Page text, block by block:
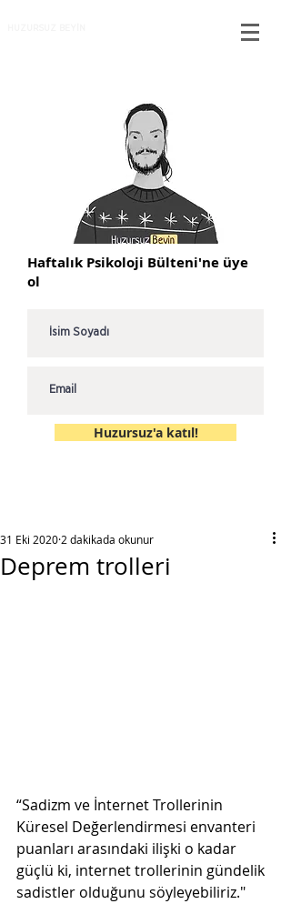
Haftalık Psikoloji Bülteni'ne üye
ol
Huzursuz'a katıl!
Deprem trolleri
31 Eki 2020 2 dakikada okunur
“Sadizm ve İnternet Trollerinin
Küresel Değerlendirmesi envanteri
puanları arasındaki ilişki o kadar
güçlü ki, internet trollerinin gündelik
sadistler olduğunu söyleyebiliriz."